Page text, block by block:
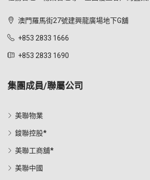
澳門羅馬街27號建興龍廣場地下G舖
+853 2833 1666
+853 2833 1690
集團成員/聯屬公司
美聯物業
鋑聯控股*
美聯工商舖*
美聯中國